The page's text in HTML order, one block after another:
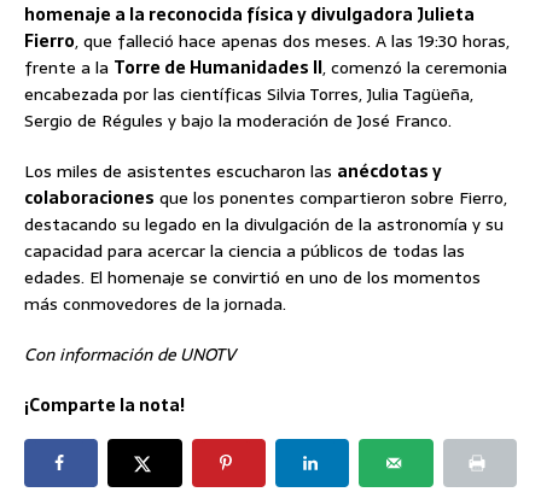
homenaje a la reconocida física y divulgadora Julieta
Fierro, que falleció hace apenas dos meses. A las 19:30 horas,
frente a la Torre de Humanidades II, comenzó la ceremonia
encabezada por las científicas Silvia Torres, Julia Tagüeña,
Sergio de Régules y bajo la moderación de José Franco.
Los miles de asistentes escucharon las anécdotas y
colaboraciones que los ponentes compartieron sobre Fierro,
destacando su legado en la divulgación de la astronomía y su
capacidad para acercar la ciencia a públicos de todas las
edades. El homenaje se convirtió en uno de los momentos
más conmovedores de la jornada.
Con información de UNOTV
¡Comparte la nota!